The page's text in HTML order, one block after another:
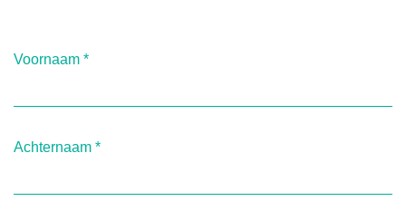
Voornaam *
Achternaam *